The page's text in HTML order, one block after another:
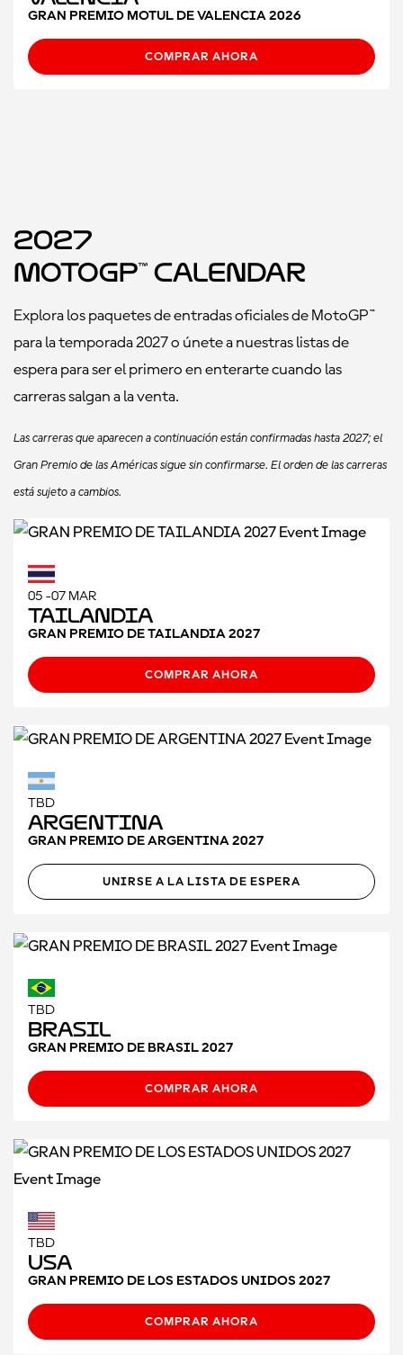
GRAN PREMIO MOTUL DE VALENCIA 2026
COMPRAR AHORA
2027
MotoGP™ Calendar
Explora los paquetes de entradas oficiales de MotoGP™
para la temporada 2027 o únete a nuestras listas de
espera para ser el primero en enterarte cuando las
carreras salgan a la venta.
Las carreras que aparecen a continuación están confirmadas hasta 2027; el
Gran Premio de las Américas sigue sin confirmarse. El orden de las carreras
está sujeto a cambios.
05 -07 MAR
Tailandia
GRAN PREMIO DE TAILANDIA 2027
COMPRAR AHORA
TBD
Argentina
GRAN PREMIO DE ARGENTINA 2027
UNIRSE A LA LISTA DE ESPERA
TBD
Brasil
GRAN PREMIO DE BRASIL 2027
COMPRAR AHORA
TBD
USA
GRAN PREMIO DE LOS ESTADOS UNIDOS 2027
COMPRAR AHORA